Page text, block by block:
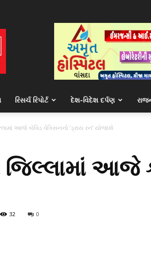
રિસર્ચ રિપોર્ટ દેશ-વિદેશ દર્પણ
આજે કોવિડ વેક્સિનનો ‘ડ્રાય રન’ યોજાશે
આજે
32 0